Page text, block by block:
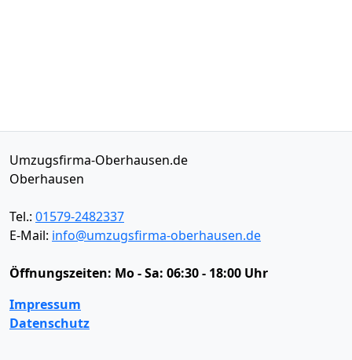
Umzugsfirma-Oberhausen.de
Oberhausen
Tel.: 01579-2482337
E-Mail: info@umzugsfirma-oberhausen.de
Öffnungszeiten: Mo - Sa: 06:30 - 18:00 Uhr
Impressum
Datenschutz